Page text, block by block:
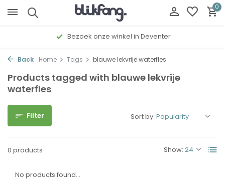
0
Bezoek onze winkel in Deventer
Back Home Tags blauwe lekvrije waterfles
Products tagged with blauwe lekvrije
waterfles
Filter
0 products Show:
Sort by:
No products found...